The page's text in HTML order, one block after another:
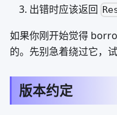
出错时应该返回
如果你刚开始觉得
的。先别急着绕过它，
版本约定